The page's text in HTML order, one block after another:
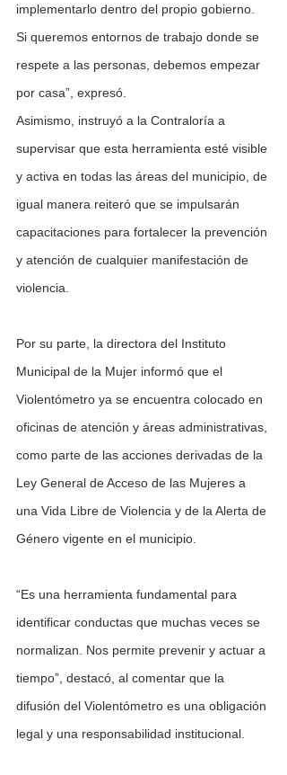
implementarlo dentro del propio gobierno.
Si queremos entornos de trabajo donde se
respete a las personas, debemos empezar
por casa”, expresó.
Asimismo, instruyó a la Contraloría a
supervisar que esta herramienta esté visible
y activa en todas las áreas del municipio, de
igual manera reiteró que se impulsarán
capacitaciones para fortalecer la prevención
y atención de cualquier manifestación de
violencia.
Por su parte, la directora del Instituto
Municipal de la Mujer informó que el
Violentómetro ya se encuentra colocado en
oficinas de atención y áreas administrativas,
como parte de las acciones derivadas de la
Ley General de Acceso de las Mujeres a
una Vida Libre de Violencia y de la Alerta de
Género vigente en el municipio.
“Es una herramienta fundamental para
identificar conductas que muchas veces se
normalizan. Nos permite prevenir y actuar a
tiempo”, destacó, al comentar que la
difusión del Violentómetro es una obligación
legal y una responsabilidad institucional.